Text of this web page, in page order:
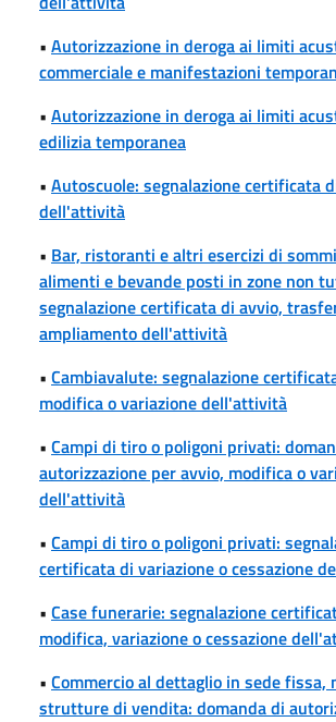
• Autorizzazione in deroga ai limiti
commerciale e manifestazioni
• Autorizzazione in deroga ai limiti
edilizia temporanea
• Autoscuole: segnalazione certificata
dell'attività
• Bar, ristoranti e altri esercizi di
alimenti e bevande posti in zone non
segnalazione certificata di avvio,
ampliamento dell'attività
• Cambiavalute: segnalazione
modifica o variazione dell'attività
• Campi di tiro o poligoni privati:
autorizzazione per avvio, modifica o
dell'attività
• Campi di tiro o poligoni privati:
certificata di variazione o cessazione
• Case funerarie: segnalazione
modifica, variazione o cessazione
• Commercio al dettaglio in sede fissa,
strutture di vendita: domanda di